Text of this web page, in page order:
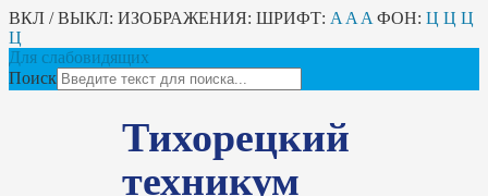
ВКЛ / ВЫКЛ: ИЗОБРАЖЕНИЯ: ШРИФТ: A A A ФОН: Ц Ц Ц
Ц
Для слабовидящих
Поиск
Тихорецкий
техникум